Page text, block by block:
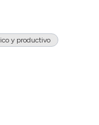
y productivo